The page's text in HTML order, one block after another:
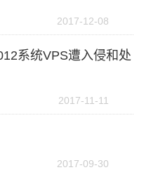
2017-12-08
系统VPS遭入侵和处
2017-11-11
2017-09-30